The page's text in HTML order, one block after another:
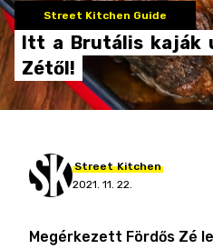
Street Kitchen Guide
Itt a Brutális kaják
Zétől!
Street Kitchen
2021. 11. 22.
Megérkezett Fördős Zé